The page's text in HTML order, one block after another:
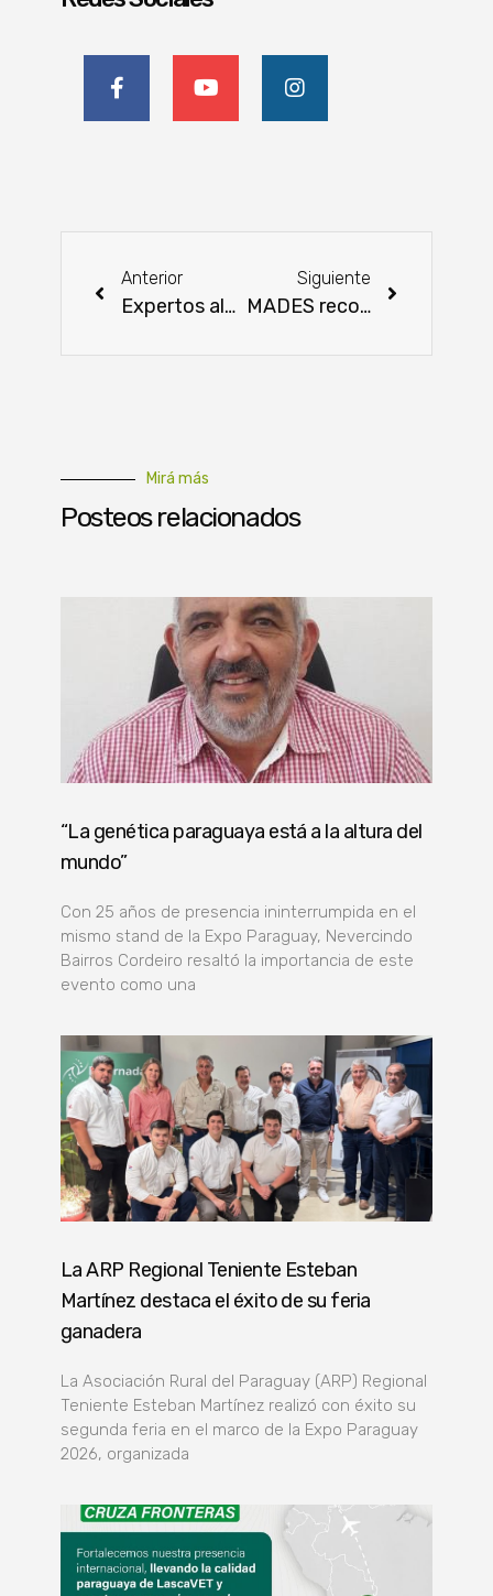
Anterior
Expertos alertan sobre desafíos regulatorios y llaman a mayor rigor científico
Siguiente
MADES recomienda aprovechar excedente hídrico en la cuenca del Tebicuary
Mirá más
Posteos relacionados
“La genética paraguaya está a la altura del
mundo”
Con 25 años de presencia ininterrumpida en el
mismo stand de la Expo Paraguay, Nevercindo
Bairros Cordeiro resaltó la importancia de este
evento como una
La ARP Regional Teniente Esteban
Martínez destaca el éxito de su feria
ganadera
La Asociación Rural del Paraguay (ARP) Regional
Teniente Esteban Martínez realizó con éxito su
segunda feria en el marco de la Expo Paraguay
2026, organizada